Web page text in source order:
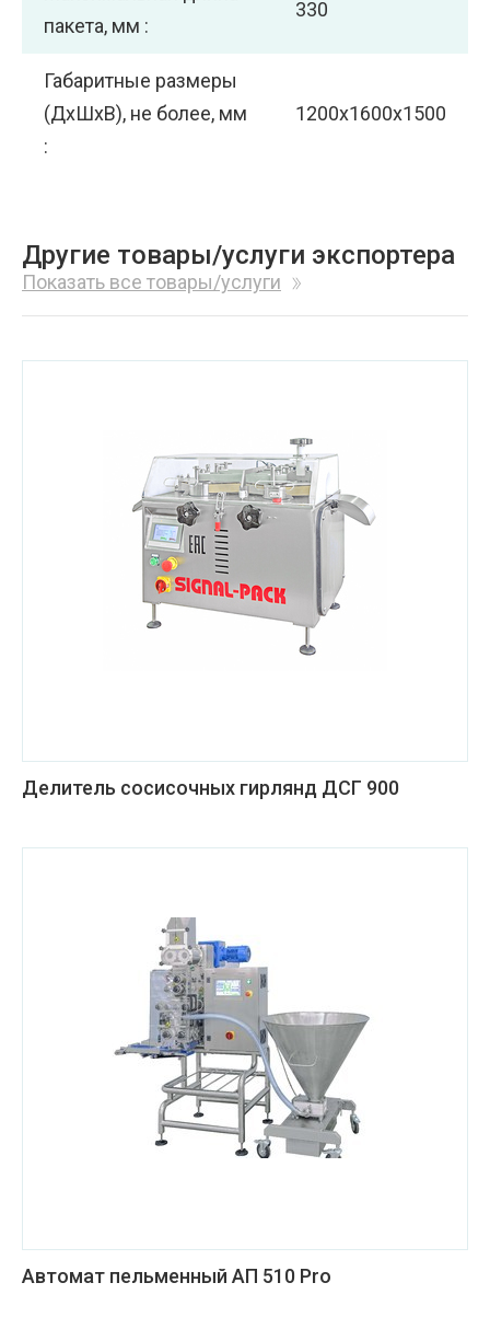
пакета, мм :
330
Габаритные размеры
(ДхШхВ), не более, мм
:
1200x1600х1500
Другие товары/услуги экспортера
Показать все товары/услуги
Делитель сосисочных гирлянд ДСГ 900
Автомат пельменный АП 510 Pro